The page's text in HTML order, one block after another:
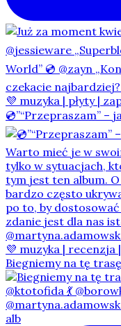
💿”“Przepraszam” –
Biegniemy na tę
alb